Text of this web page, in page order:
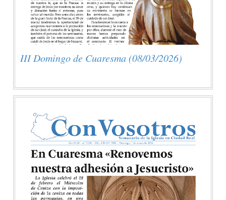
III Domingo de Cuaresma (08/03/2026)